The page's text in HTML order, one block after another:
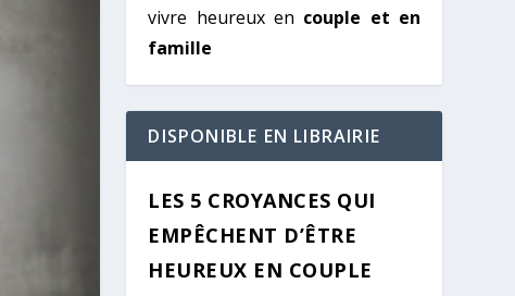
vivre heureux en couple et en
famille
DISPONIBLE EN LIBRAIRIE
LES 5 CROYANCES QUI
EMPÊCHENT D’ÊTRE
HEUREUX EN COUPLE